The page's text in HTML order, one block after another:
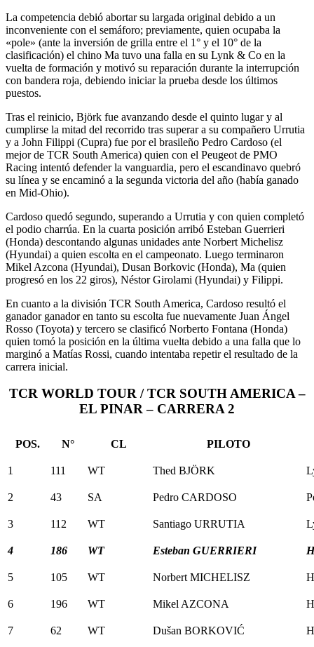
La competencia debió abortar su largada original debido a un
inconveniente con el semáforo; previamente, quien ocupaba la
«pole» (ante la inversión de grilla entre el 1° y el 10° de la
clasificación) el chino Ma tuvo una falla en su Lynk & Co en la
vuelta de formación y motivó su reparación durante la interrupción
con bandera roja, debiendo iniciar la prueba desde los últimos
puestos.
Tras el reinicio, Björk fue avanzando desde el quinto lugar y al
cumplirse la mitad del recorrido tras superar a su compañero Urrutia
y a John Filippi (Cupra) fue por el brasileño Pedro Cardoso (el
mejor de TCR South America) quien con el Peugeot de PMO
Racing intentó defender la vanguardia, pero el escandinavo quebró
su línea y se encaminó a la segunda victoria del año (había ganado
en Mid-Ohio).
Cardoso quedó segundo, superando a Urrutia y con quien completó
el podio charrúa. En la cuarta posición arribó Esteban Guerrieri
(Honda) descontando algunas unidades ante Norbert Michelisz
(Hyundai) a quien escolta en el campeonato. Luego terminaron
Mikel Azcona (Hyundai), Dusan Borkovic (Honda), Ma (quien
progresó en los 22 giros), Néstor Girolami (Hyundai) y Filippi.
En cuanto a la división TCR South America, Cardoso resultó el
ganador ganador en tanto su escolta fue nuevamente Juan Ángel
Rosso (Toyota) y tercero se clasificó Norberto Fontana (Honda)
quien tomó la posición en la última vuelta debido a una falla que lo
marginó a Matías Rossi, cuando intentaba repetir el resultado de la
carrera inicial.
TCR WORLD TOUR / TCR SOUTH AMERICA –
EL PINAR – CARRERA 2
POS. N° CL PILOTO
1 111 WT Thed BJÖRK
2 43 SA Pedro CARDOSO
3 112 WT Santiago URRUTIA
4 186 WT Esteban GUERRIERI
5 105 WT Norbert MICHELISZ
6 196 WT Mikel AZCONA
7 62 WT Dušan BORKOVIĆ